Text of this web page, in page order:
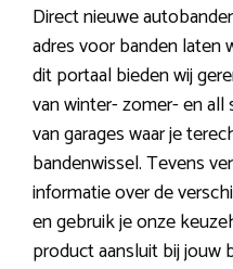
Direct nieuwe
adres voor banden laten
dit portaal bieden wij
van winter- zomer- en all
van garages waar je
bandenwissel. Tevens
informatie over de
en gebruik je onze
product aansluit bij jouw